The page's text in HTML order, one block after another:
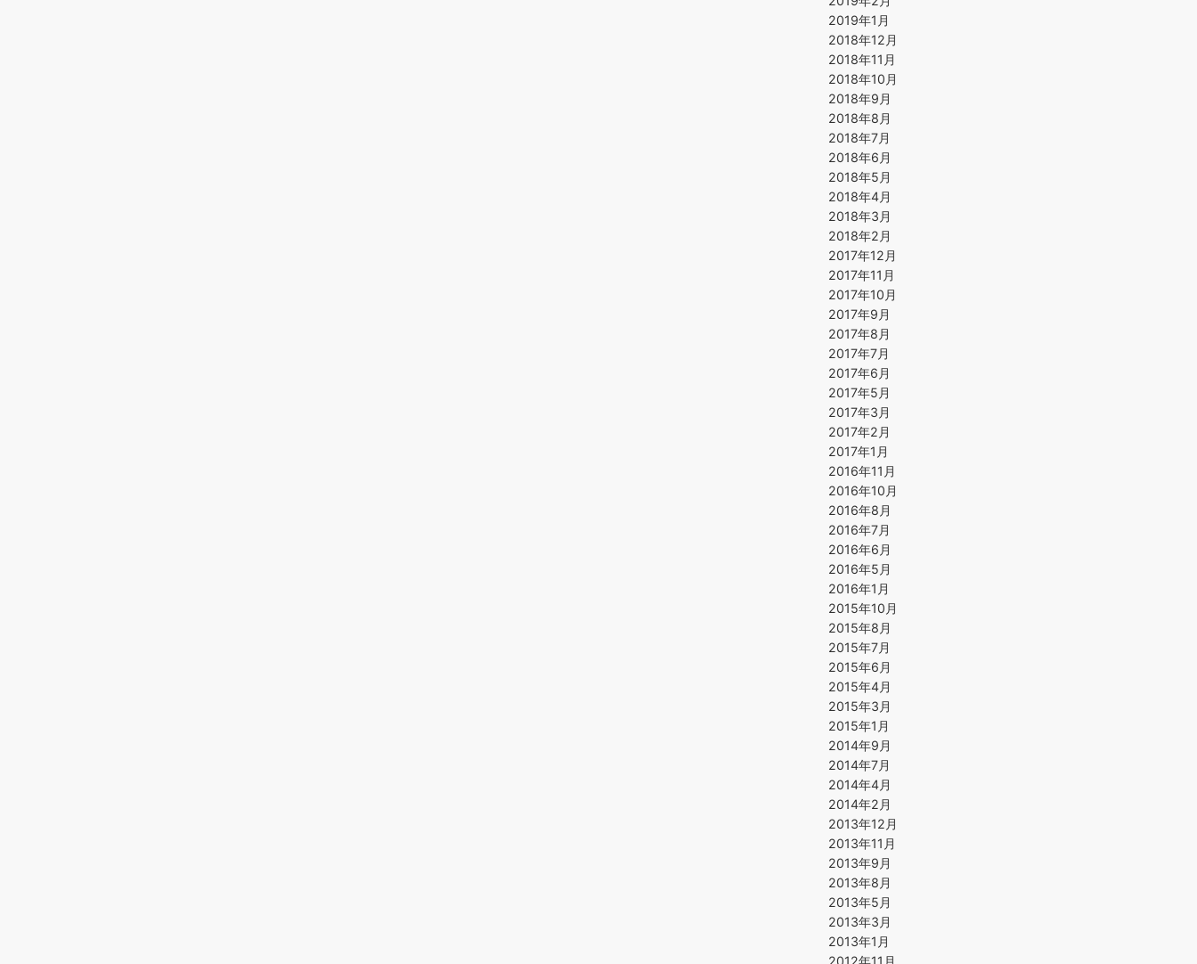
2019年1月
2018年12月
2018年11月
2018年10月
2018年9月
2018年8月
2018年7月
2018年6月
2018年5月
2018年4月
2018年3月
2018年2月
2017年12月
2017年11月
2017年10月
2017年9月
2017年8月
2017年7月
2017年6月
2017年5月
2017年3月
2017年2月
2017年1月
2016年11月
2016年10月
2016年8月
2016年7月
2016年6月
2016年5月
2016年1月
2015年10月
2015年8月
2015年7月
2015年6月
2015年4月
2015年3月
2015年1月
2014年9月
2014年7月
2014年4月
2014年2月
2013年12月
2013年11月
2013年9月
2013年8月
2013年5月
2013年3月
2013年1月
2012年11月